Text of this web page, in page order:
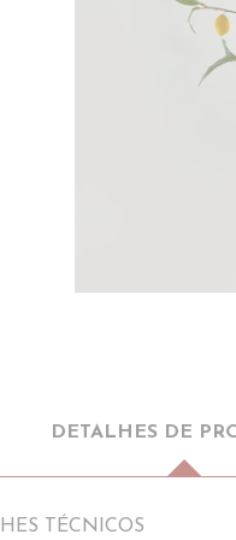
DETALHES DE
TÉCNICOS